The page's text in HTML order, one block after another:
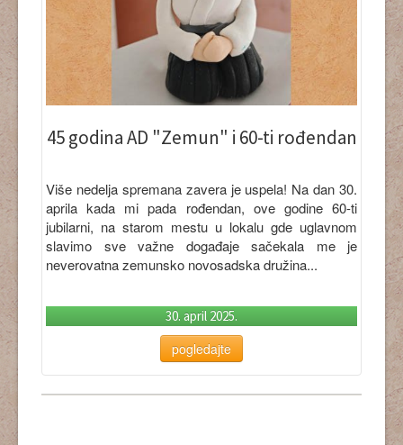
45 godina AD "Zemun" i 60-ti rođendan
Više nedelja spremana zavera je uspela! Na dan 30.
aprila kada mi pada rođendan, ove godine 60-ti
jubilarni, na starom mestu u lokalu gde uglavnom
slavimo sve važne događaje sačekala me je
neverovatna zemunsko novosadska družina...
30. april 2025.
pogledajte